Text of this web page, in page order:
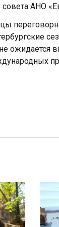
АНО
ожидается